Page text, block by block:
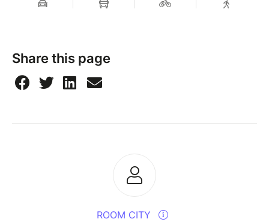
Share this page
ROOM CITY